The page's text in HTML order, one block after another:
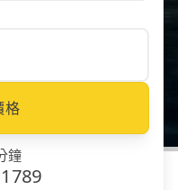
格
鐘
1789